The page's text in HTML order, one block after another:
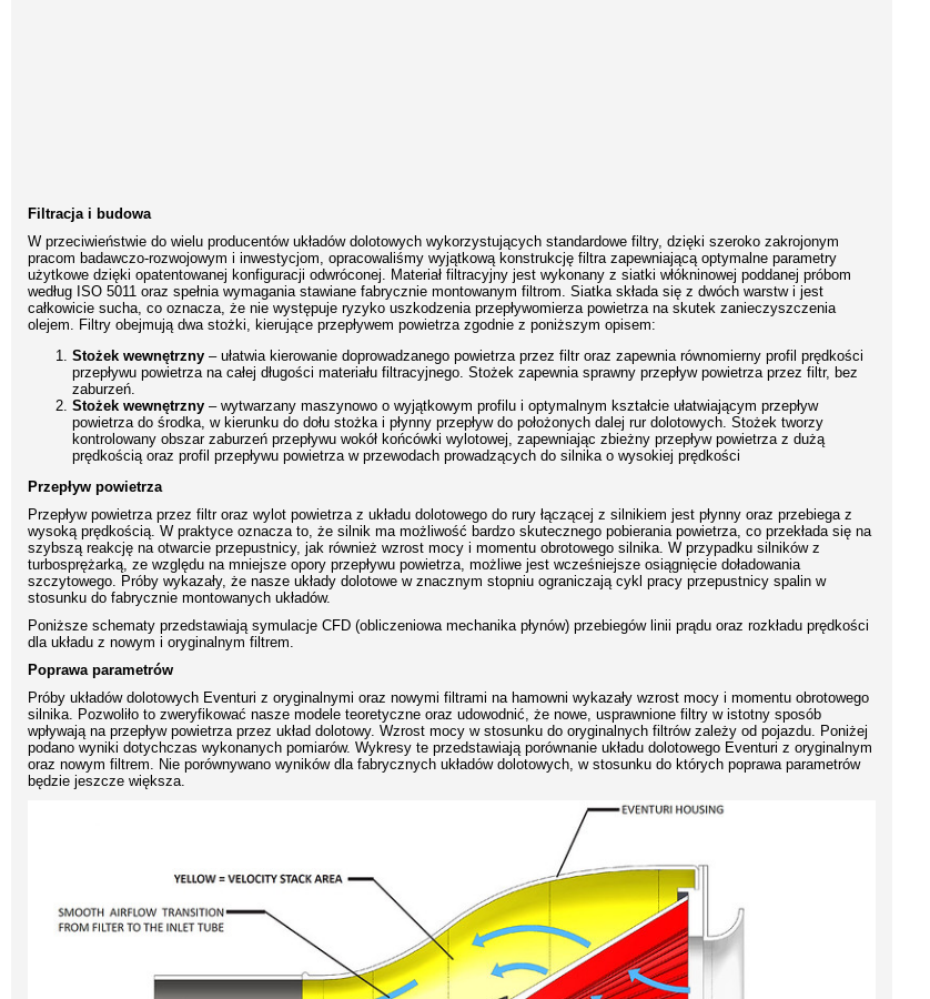
Filtracja i budowa
W przeciwieństwie do wielu producentów układów dolotowych wykorzystujących standardowe filtry, dzięki szeroko zakrojonym
pracom badawczo-rozwojowym i inwestycjom, opracowaliśmy wyjątkową konstrukcję filtra zapewniającą optymalne parametry
użytkowe dzięki opatentowanej konfiguracji odwróconej. Materiał filtracyjny jest wykonany z siatki włókninowej poddanej próbom
według ISO 5011 oraz spełnia wymagania stawiane fabrycznie montowanym filtrom. Siatka składa się z dwóch warstw i jest
całkowicie sucha, co oznacza, że nie występuje ryzyko uszkodzenia przepływomierza powietrza na skutek zanieczyszczenia
olejem. Filtry obejmują dwa stożki, kierujące przepływem powietrza zgodnie z poniższym opisem:
Stożek wewnętrzny – ułatwia kierowanie doprowadzanego powietrza przez filtr oraz zapewnia równomierny profil prędkości
przepływu powietrza na całej długości materiału filtracyjnego. Stożek zapewnia sprawny przepływ powietrza przez filtr, bez
zaburzeń.
Stożek wewnętrzny – wytwarzany maszynowo o wyjątkowym profilu i optymalnym kształcie ułatwiającym przepływ
powietrza do środka, w kierunku do dołu stożka i płynny przepływ do położonych dalej rur dolotowych. Stożek tworzy
kontrolowany obszar zaburzeń przepływu wokół końcówki wylotowej, zapewniając zbieżny przepływ powietrza z dużą
prędkością oraz profil przepływu powietrza w przewodach prowadzących do silnika o wysokiej prędkości
Przepływ powietrza
Przepływ powietrza przez filtr oraz wylot powietrza z układu dolotowego do rury łączącej z silnikiem jest płynny oraz przebiega z
wysoką prędkością. W praktyce oznacza to, że silnik ma możliwość bardzo skutecznego pobierania powietrza, co przekłada się na
szybszą reakcję na otwarcie przepustnicy, jak również wzrost mocy i momentu obrotowego silnika. W przypadku silników z
turbosprężarką, ze względu na mniejsze opory przepływu powietrza, możliwe jest wcześniejsze osiągnięcie doładowania
szczytowego. Próby wykazały, że nasze układy dolotowe w znacznym stopniu ograniczają cykl pracy przepustnicy spalin w
stosunku do fabrycznie montowanych układów.
Poniższe schematy przedstawiają symulacje CFD (obliczeniowa mechanika płynów) przebiegów linii prądu oraz rozkładu prędkości
dla układu z nowym i oryginalnym filtrem.
Poprawa parametrów
Próby układów dolotowych Eventuri z oryginalnymi oraz nowymi filtrami na hamowni wykazały wzrost mocy i momentu obrotowego
silnika. Pozwoliło to zweryfikować nasze modele teoretyczne oraz udowodnić, że nowe, usprawnione filtry w istotny sposób
wpływają na przepływ powietrza przez układ dolotowy. Wzrost mocy w stosunku do oryginalnych filtrów zależy od pojazdu. Poniżej
podano wyniki dotychczas wykonanych pomiarów. Wykresy te przedstawiają porównanie układu dolotowego Eventuri z oryginalnym
oraz nowym filtrem. Nie porównywano wyników dla fabrycznych układów dolotowych, w stosunku do których poprawa parametrów
będzie jeszcze większa.